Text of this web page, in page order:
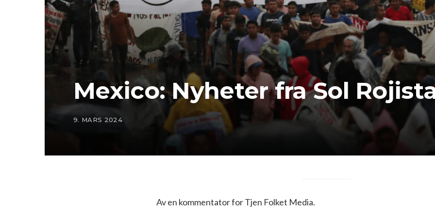
Mexico: Nyheter fra Sol
9. MARS 2024
Av en kommentator for Tjen Folket Media.